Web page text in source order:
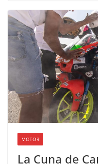
MOTOR
La Cuna de